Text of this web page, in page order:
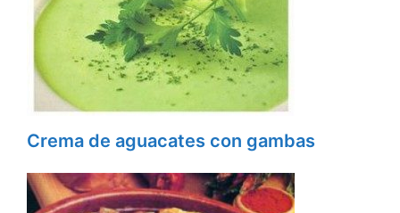
Crema de aguacates con gambas